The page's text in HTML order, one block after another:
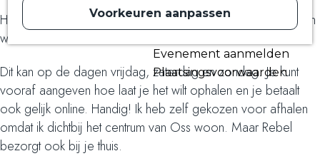
Voorkeuren aanpassen
e
p
a
g
e
Routes
Evenement aanmelden
Plaatsingsvoorwaarden
Het eten bij Rebel bestel je gemakkelijk en snel online via hun
website:
Dit kan op de dagen vrijdag, zaterdag en zondag. Je kunt
vooraf aangeven hoe laat je het wilt ophalen en je betaalt
ook gelijk online. Handig! Ik heb zelf gekozen voor afhalen
omdat ik dichtbij het centrum van Oss woon. Maar Rebel
bezorgt ook bij je thuis.